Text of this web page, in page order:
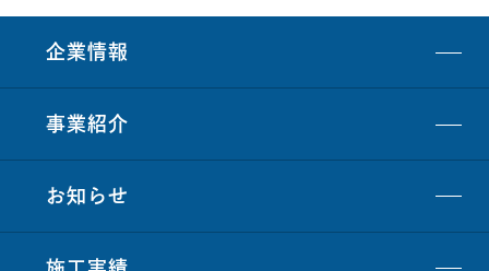
企業情報
事業紹介
お知らせ